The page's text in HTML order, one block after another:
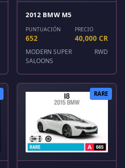
2012 BMW M5
PUNTUACIÓN
652
PRECIO
40,000 CR
MODERN SUPER
SALOONS
RWD
RARE